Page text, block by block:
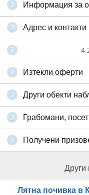
Информация за
Адрес и контакти
Изтекли оферти
Други обекти
Грабомани,
Получени
Други
Лятна почивка в